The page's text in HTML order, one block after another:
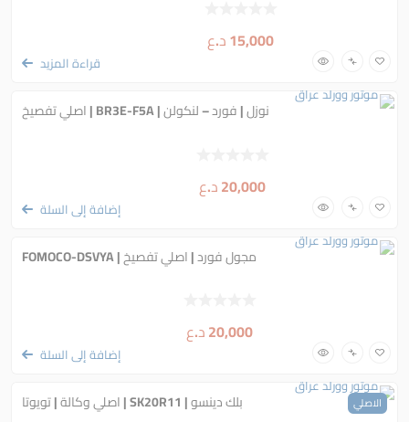
15,000د.ع
قراءة المزيد
نوزل | فورد – لنكولن | BR3E-F5A | اصلي تفصيخ
20,000د.ع
إضافة إلى السلة
مجول فورد | اصلي تفصيخ | FOMOCO-DSVYA
20,000د.ع
إضافة إلى السلة
الاصلي بلك دينسو | SK20R11 | اصلي وكالة | تويوتا